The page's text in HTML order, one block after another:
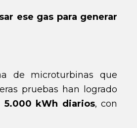
ese gas para generar
de microturbinas que
pruebas han logrado
5.000 kWh diarios, con